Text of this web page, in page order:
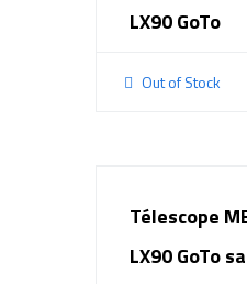
LX90 GoTo
Out of Stock
Télescope
LX90 GoTo